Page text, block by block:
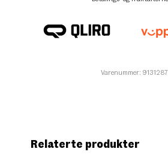
Varenummer: 9131287
Relaterte produkter